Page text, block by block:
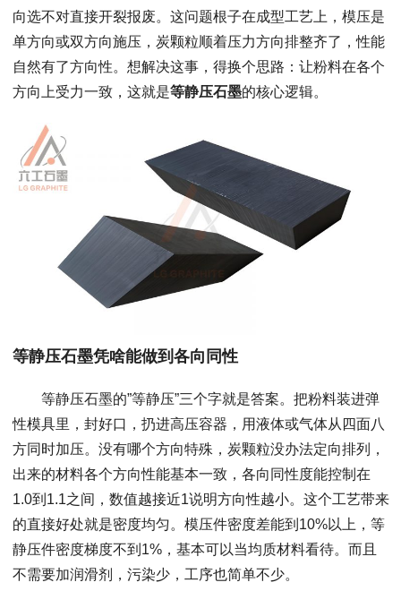
向选不对直接开裂报废。这问题根子在成型工艺上，模压是
单方向或双方向施压，炭颗粒顺着压力方向排整齐了，性能
自然有了方向性。想解决这事，得换个思路：让粉料在各个
方向上受力一致，这就是等静压石墨的核心逻辑。
等静压石墨凭啥能做到各向同性
等静压石墨的”等静压”三个字就是答案。把粉料装进弹
性模具里，封好口，扔进高压容器，用液体或气体从四面八
方同时加压。没有哪个方向特殊，炭颗粒没办法定向排列，
出来的材料各个方向性能基本一致，各向同性度能控制在
1.0到1.1之间，数值越接近1说明方向性越小。这个工艺带来
的直接好处就是密度均匀。模压件密度差能到10%以上，等
静压件密度梯度不到1%，基本可以当均质材料看待。而且
不需要加润滑剂，污染少，工序也简单不少。